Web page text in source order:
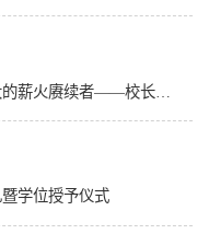
学位授予仪式